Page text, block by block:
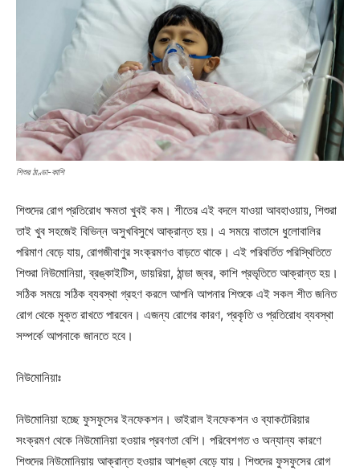
শিশুর ঠাণ্ডা-কাশি
শিশুদের রোগ প্রতিরোধ ক্ষমতা খুবই কম। শীতের এই বদলে যাওয়া আবহাওয়ায়, শিশুরা
তাই খুব সহজেই বিভিন্ন অসুখবিসুখে আক্রান্ত হয়। এ সময়ে বাতাসে ধুলোবালির
পরিমাণ বেড়ে যায়, রোগজীবাণুর সংক্রমণও বাড়তে থাকে। এই পরিবর্তিত পরিস্থিতিতে
শিশুরা নিউমোনিয়া, ব্রঙ্কাইটিস, ডায়রিয়া, ঠান্ডা জ্বর, কাশি প্রভৃতিতে আক্রান্ত হয়।
সঠিক সময়ে সঠিক ব্যবস্থা গ্রহণ করলে আপনি আপনার শিশুকে এই সকল শীত জনিত
রোগ থেকে মুক্ত রাখতে পারবেন। এজন্য রোগের কারণ, প্রকৃতি ও প্রতিরোধ ব্যবস্থা
সম্পর্কে আপনাকে জানতে হবে।
নিউমোনিয়াঃ
নিউমোনিয়া হচ্ছে ফুসফুসের ইনফেকশন। ভাইরাল ইনফেকশন ও ব্যাকটেরিয়ার
সংক্রমণ থেকে নিউমোনিয়া হওয়ার প্রবণতা বেশি। পরিবেশগত ও অন্যান্য কারণে
শিশুদের নিউমোনিয়ায় আক্রান্ত হওয়ার আশঙ্কা বেড়ে যায়। শিশুদের ফুসফুসের রোগ